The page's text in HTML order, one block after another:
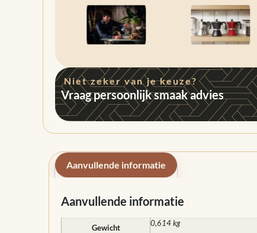
Niet zeker van je keuze?
Vraag persoonlijk smaak advies
Aanvullende informatie
Aanvullende informatie
Gewicht
0,614 kg